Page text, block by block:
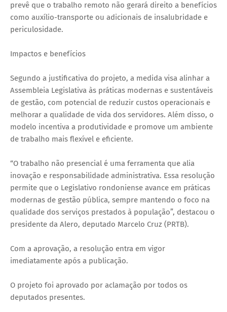
prevê que o trabalho remoto não gerará direito a benefícios
como auxílio-transporte ou adicionais de insalubridade e
periculosidade.
Impactos e benefícios
Segundo a justificativa do projeto, a medida visa alinhar a
Assembleia Legislativa às práticas modernas e sustentáveis ​​
de gestão, com potencial de reduzir custos operacionais e
melhorar a qualidade de vida dos servidores. Além disso, o
modelo incentiva a produtividade e promove um ambiente
de trabalho mais flexível e eficiente.
“O trabalho não presencial é uma ferramenta que alia
inovação e responsabilidade administrativa. Essa resolução
permite que o Legislativo rondoniense avance em práticas
modernas de gestão pública, sempre mantendo o foco na
qualidade dos serviços prestados à população”, destacou o
presidente da Alero, deputado Marcelo Cruz (PRTB).
Com a aprovação, a resolução entra em vigor
imediatamente após a publicação.
O projeto foi aprovado por aclamação por todos os
deputados presentes.